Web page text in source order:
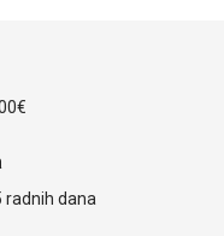
radnih dana